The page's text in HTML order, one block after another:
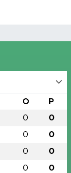
O P
0 0
0 0
0 0
0 0